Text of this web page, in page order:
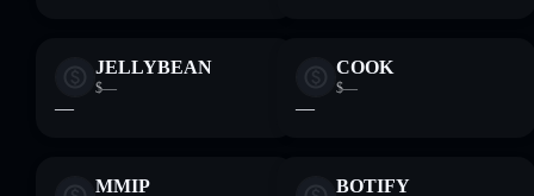
JELLYBEAN
$—
—
COOK
$—
—
MMIP BOTIFY